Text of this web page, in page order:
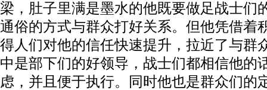
梁，肚子里满是墨水的他既要做足战士们
通俗的方式与群众打好关系。但他凭借着
得人们对他的信任快速提升，拉近了与群
中是部下们的好领导，战士们都相信他的
虑，并且便于执行。同时他也是群众们的